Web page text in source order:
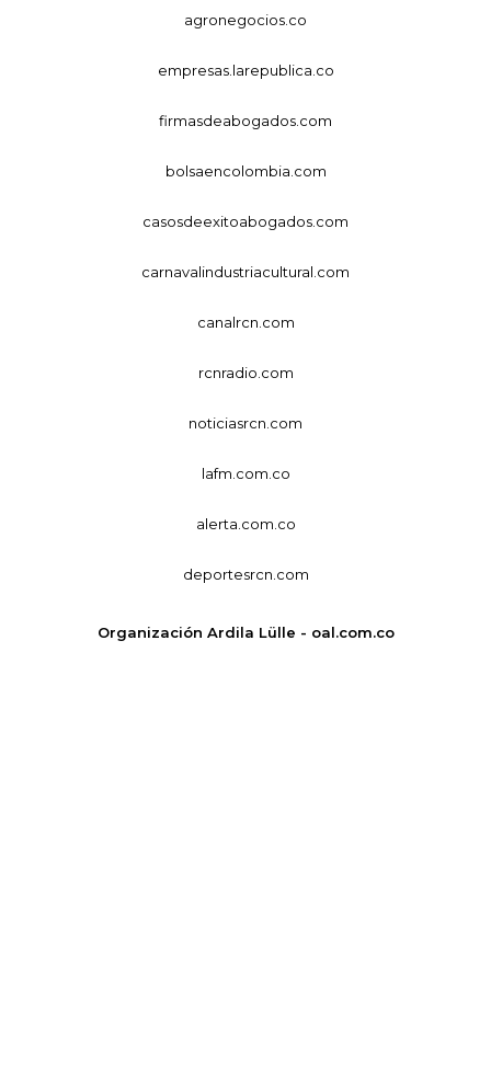
agronegocios.co
empresas.larepublica.co
firmasdeabogados.com
bolsaencolombia.com
casosdeexitoabogados.com
carnavalindustriacultural.com
canalrcn.com
rcnradio.com
noticiasrcn.com
lafm.com.co
alerta.com.co
deportesrcn.com
Organización Ardila Lülle - oal.com.co